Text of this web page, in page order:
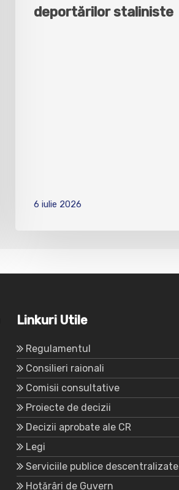
deportărilor staliniste
6 iulie 2026
Linkuri Utile
Regulamentul
Consilieri raionali
Comisii consultative
Proiecte de decizii
Decizii aprobate ale CR
Legi
Serviciile publice descentralizate
Hotărâri de Guvern